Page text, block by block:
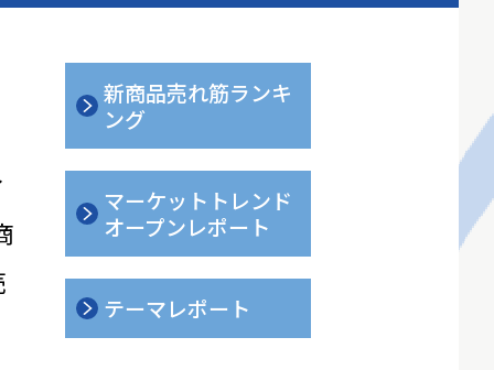
新商品売れ筋ランキ
ング
マーケットトレンド
オープンレポート
テーマレポート